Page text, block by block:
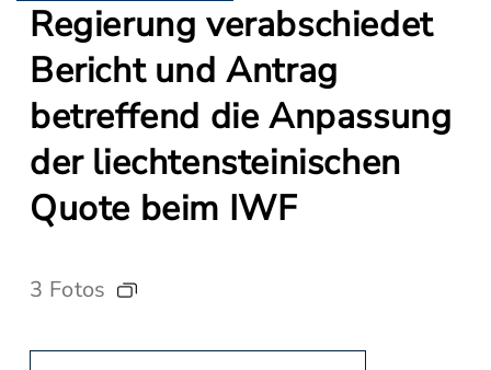
Regierung verabschiedet
Bericht und Antrag
betreffend die Anpassung
der liechtensteinischen
Quote beim IWF
3 Fotos